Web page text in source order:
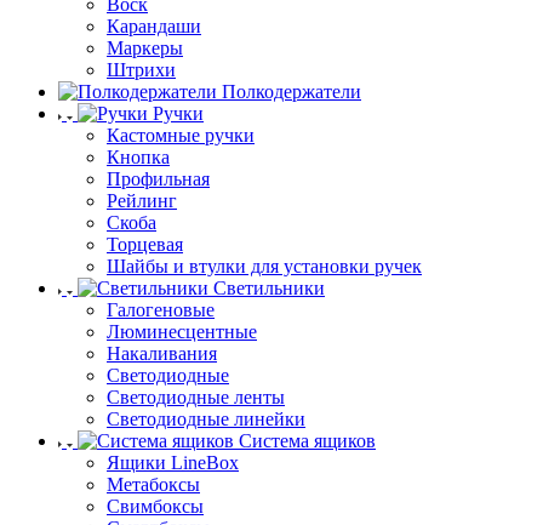
Воск
Карандаши
Маркеры
Штрихи
Полкодержатели
Ручки
Кастомные ручки
Кнопка
Профильная
Рейлинг
Скоба
Торцевая
Шайбы и втулки для установки ручек
Светильники
Галогеновые
Люминесцентные
Накаливания
Светодиодные
Светодиодные ленты
Светодиодные линейки
Система ящиков
Ящики LineBox
Метабоксы
Свимбоксы